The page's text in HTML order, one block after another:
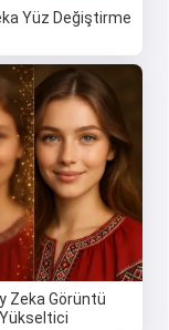
Yüz Değiştirme
Zeka Görüntü
Yükseltici